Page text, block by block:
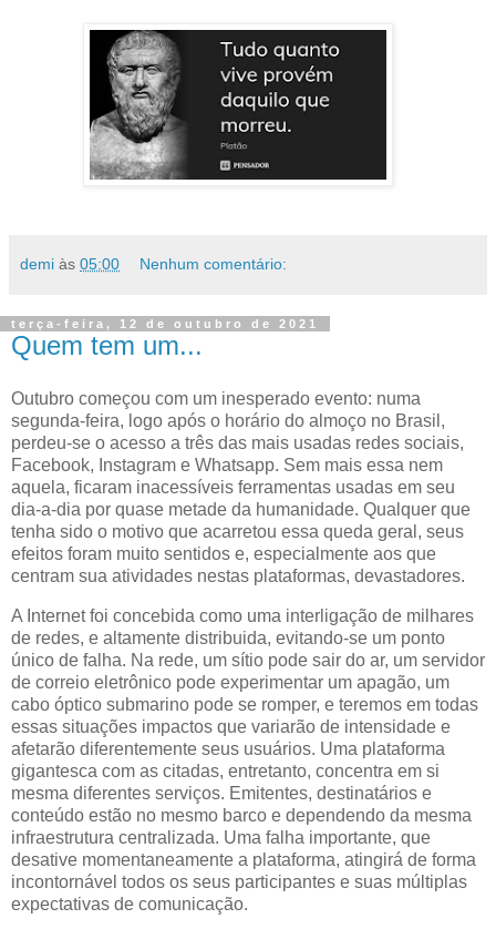
demi às 05:00 Nenhum comentário:
terça-feira, 12 de outubro de 2021
Quem tem um...
Outubro começou com um inesperado evento: numa
segunda-feira, logo após o horário do almoço no Brasil,
perdeu-se o acesso a três das mais usadas redes sociais,
Facebook, Instagram e Whatsapp. Sem mais essa nem
aquela, ficaram inacessíveis ferramentas usadas em seu
dia-a-dia por quase metade da humanidade. Qualquer que
tenha sido o motivo que acarretou essa queda geral, seus
efeitos foram muito sentidos e, especialmente aos que
centram sua atividades nestas plataformas, devastadores.
A Internet foi concebida como uma interligação de milhares
de redes, e altamente distribuida, evitando-se um ponto
único de falha. Na rede, um sítio pode sair do ar, um servidor
de correio eletrônico pode experimentar um apagão, um
cabo óptico submarino pode se romper, e teremos em todas
essas situações impactos que variarão de intensidade e
afetarão diferentemente seus usuários. Uma plataforma
gigantesca com as citadas, entretanto, concentra em si
mesma diferentes serviços. Emitentes, destinatários e
conteúdo estão no mesmo barco e dependendo da mesma
infraestrutura centralizada. Uma falha importante, que
desative momentaneamente a plataforma, atingirá de forma
incontornável todos os seus participantes e suas múltiplas
expectativas de comunicação.